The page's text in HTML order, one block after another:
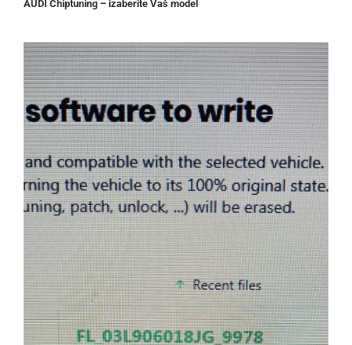
AUDI Chiptuning – izaberite Vaš model